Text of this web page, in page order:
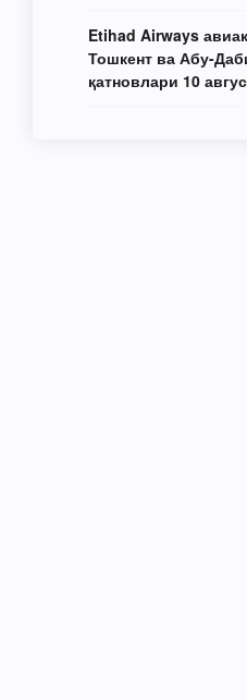
Etihad Airways
Тошкент ва Абу-
қатновлари 10